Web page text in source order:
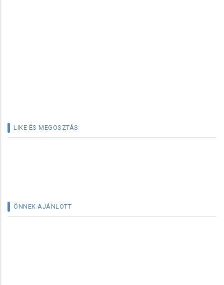
LIKE ÉS MEGOSZTÁS
ÖNNEK AJÁNLOTT